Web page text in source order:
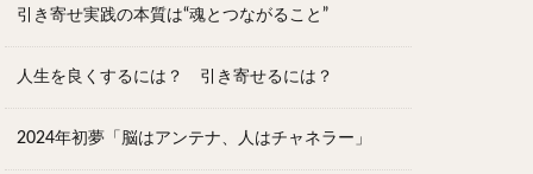
引き寄せ実践の本質は“魂とつながること”
人生を良くするには？ 引き寄せるには？
2024年初夢「脳はアンテナ、人はチャネラー」